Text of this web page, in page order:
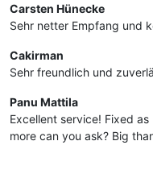
Carsten Hünecke
Sehr netter Empfang und
Cakirman
Sehr freundlich und
Panu Mattila
Excellent service! Fixed
more can you ask? Big